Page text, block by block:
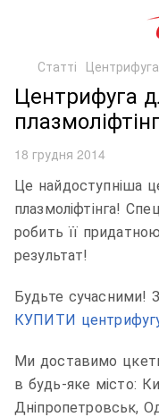
Статті Центрифуга
Центрифуга
18 грудня 2014
Це найдоступніша
плазмоліфтінга!
робить її
результат!
Будьте сучасними!
КУПИТИ центрифугу
Ми доставимо
в будь-яке місто:
Дніпропетровськ,